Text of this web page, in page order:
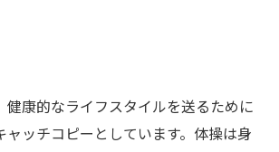
健康的なライフスタイルを送るために
ャッチコピーとしています。体操は身